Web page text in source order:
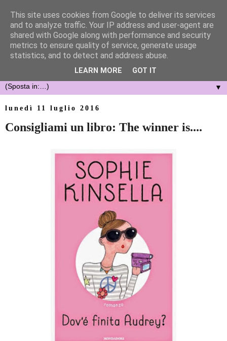
▼
lunedì 11 luglio 2016
Consigliami un libro: The winner is....
This site uses cookies from Google to deliver its services
and to analyze traffic. Your IP address and user-agent are
shared with Google along with performance and security
metrics to ensure quality of service, generate usage
statistics, and to detect and address abuse.
LEARN MORE GOT IT